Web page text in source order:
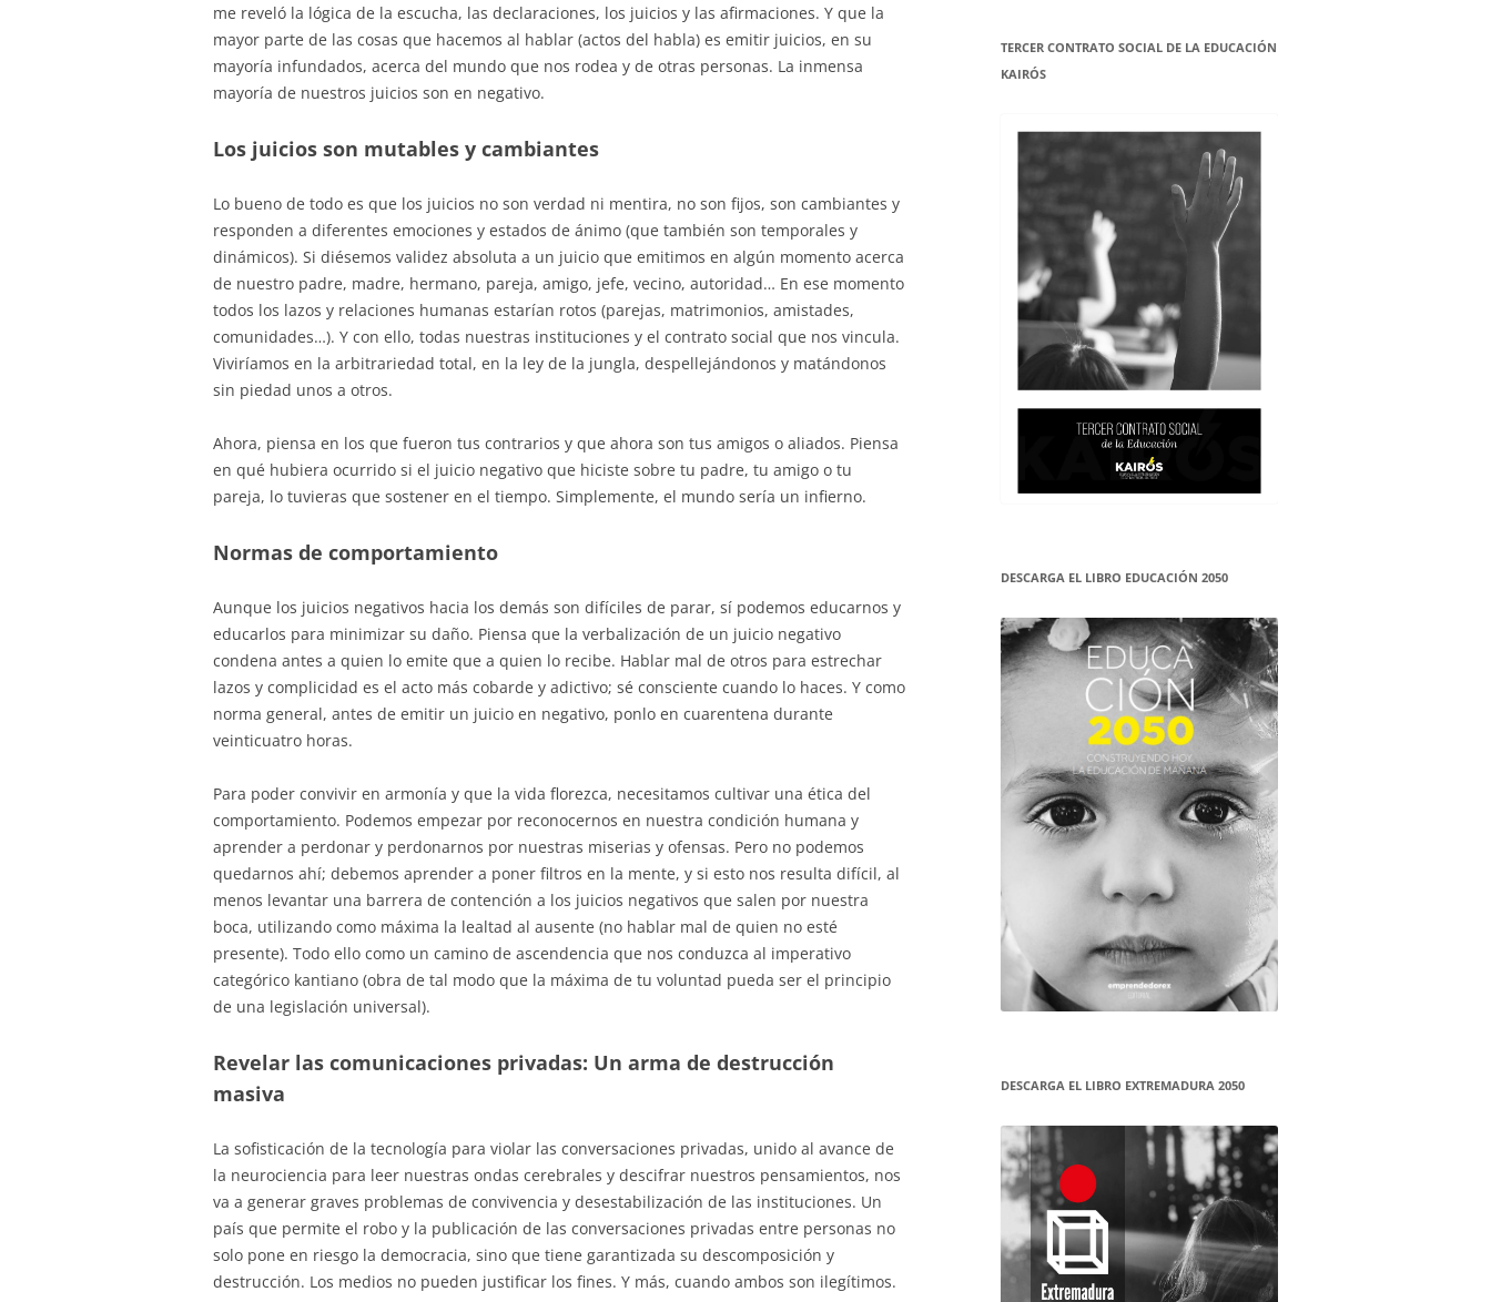
me reveló la lógica de la escucha, las declaraciones, los juicios y las afirmaciones. Y que la
mayor parte de las cosas que hacemos al hablar (actos del habla) es emitir juicios, en su
mayoría infundados, acerca del mundo que nos rodea y de otras personas. La inmensa
mayoría de nuestros juicios son en negativo.
Los juicios son mutables y cambiantes
Lo bueno de todo es que los juicios no son verdad ni mentira, no son fijos, son cambiantes y
responden a diferentes emociones y estados de ánimo (que también son temporales y
dinámicos). Si diésemos validez absoluta a un juicio que emitimos en algún momento acerca
de nuestro padre, madre, hermano, pareja, amigo, jefe, vecino, autoridad… En ese momento
todos los lazos y relaciones humanas estarían rotos (parejas, matrimonios, amistades,
comunidades…). Y con ello, todas nuestras instituciones y el contrato social que nos vincula.
Viviríamos en la arbitrariedad total, en la ley de la jungla, despellejándonos y matándonos
sin piedad unos a otros.
Ahora, piensa en los que fueron tus contrarios y que ahora son tus amigos o aliados. Piensa
en qué hubiera ocurrido si el juicio negativo que hiciste sobre tu padre, tu amigo o tu
pareja, lo tuvieras que sostener en el tiempo. Simplemente, el mundo sería un infierno.
Normas de comportamiento
Aunque los juicios negativos hacia los demás son difíciles de parar, sí podemos educarnos y
educarlos para minimizar su daño. Piensa que la verbalización de un juicio negativo
condena antes a quien lo emite que a quien lo recibe. Hablar mal de otros para estrechar
lazos y complicidad es el acto más cobarde y adictivo; sé consciente cuando lo haces. Y como
norma general, antes de emitir un juicio en negativo, ponlo en cuarentena durante
veinticuatro horas.
Para poder convivir en armonía y que la vida florezca, necesitamos cultivar una ética del
comportamiento. Podemos empezar por reconocernos en nuestra condición humana y
aprender a perdonar y perdonarnos por nuestras miserias y ofensas. Pero no podemos
quedarnos ahí; debemos aprender a poner filtros en la mente, y si esto nos resulta difícil, al
menos levantar una barrera de contención a los juicios negativos que salen por nuestra
boca, utilizando como máxima la lealtad al ausente (no hablar mal de quien no esté
presente). Todo ello como un camino de ascendencia que nos conduzca al imperativo
categórico kantiano (obra de tal modo que la máxima de tu voluntad pueda ser el principio
de una legislación universal).
Revelar las comunicaciones privadas: Un arma de destrucción
masiva
La sofisticación de la tecnología para violar las conversaciones privadas, unido al avance de
la neurociencia para leer nuestras ondas cerebrales y descifrar nuestros pensamientos, nos
va a generar graves problemas de convivencia y desestabilización de las instituciones. Un
país que permite el robo y la publicación de las conversaciones privadas entre personas no
solo pone en riesgo la democracia, sino que tiene garantizada su descomposición y
destrucción. Los medios no pueden justificar los fines. Y más, cuando ambos son ilegítimos.
TERCER CONTRATO SOCIAL DE LA EDUCACIÓN
KAIRÓS
DESCARGA EL LIBRO EDUCACIÓN 2050
DESCARGA EL LIBRO EXTREMADURA 2050